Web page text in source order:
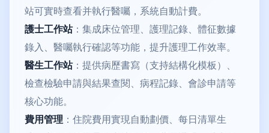
站可實時查看并執行醫囑，系統自動計費。
護士工作站：集成床位管理、護理記錄、體征數據
錄入、醫囑執行確認等功能，提升護理工作效率。
醫生工作站：提供病歷書寫（支持結構化模板）、
檢查檢驗申請與結果查閱、病程記錄、會診申請等
核心功能。
費用管理 ：住院費用實現自動劃價、每日清單生